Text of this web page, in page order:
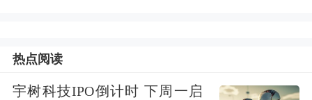
热点阅读
宇树科技IPO倒计时 下周一启